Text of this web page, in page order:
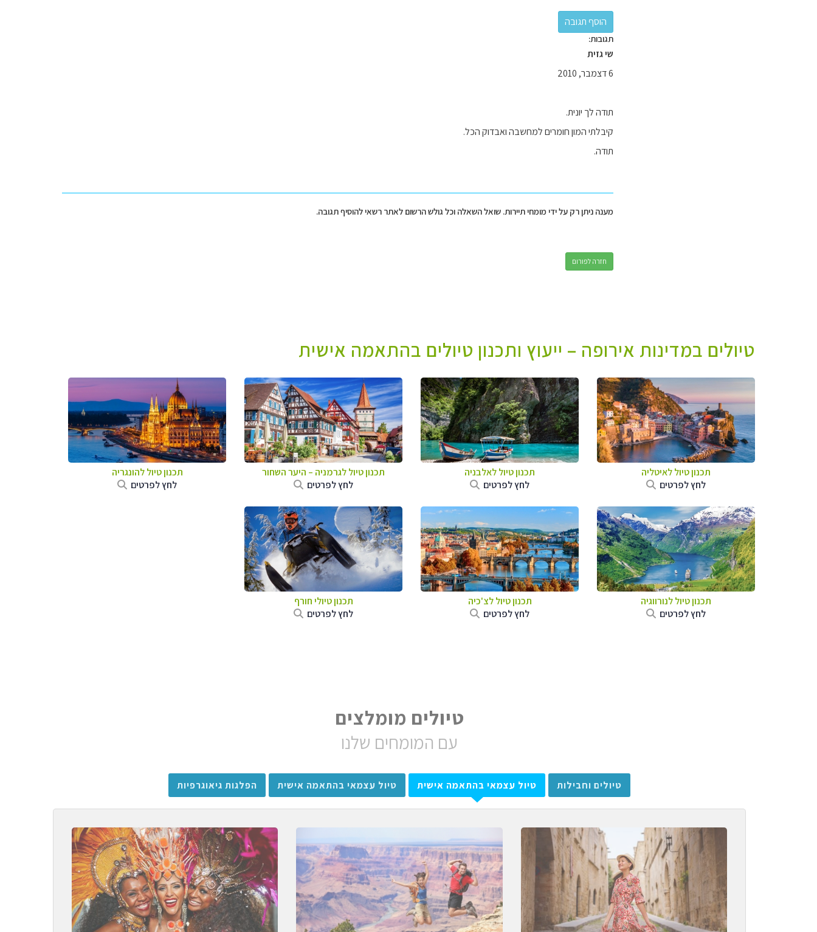
תגובות:
שי גזית
6 דצמבר, 2010
תודה לך יונית.
קיבלתי המון חומרים למחשבה ואבדוק הכל.
תודה.
מענה ניתן רק על ידי מומחי תיירות. שואל השאלה וכל גולש הרשום לאתר רשאי להוסיף תגובה.
חזרה לפורום
טיולים במדינות אירופה – ייעוץ ותכנון טיולים בהתאמה אישית
תכנון טיול לאיטליה
לחץ לפרטים
תכנון טיול לאלבניה
לחץ לפרטים
תכנון טיול לגרמניה – היער השחור
לחץ לפרטים
תכנון טיול להונגריה
לחץ לפרטים
תכנון טיול לנורווגיה
לחץ לפרטים
תכנון טיול לצ'כיה
לחץ לפרטים
תכנון טיולי חורף
לחץ לפרטים
טיולים מומלצים
עם המומחים שלנו
טיולים וחבילות טיול עצמאי בהתאמה אישית טיול עצמאי בהתאמה אישית הפלגות גיאוגרפיות